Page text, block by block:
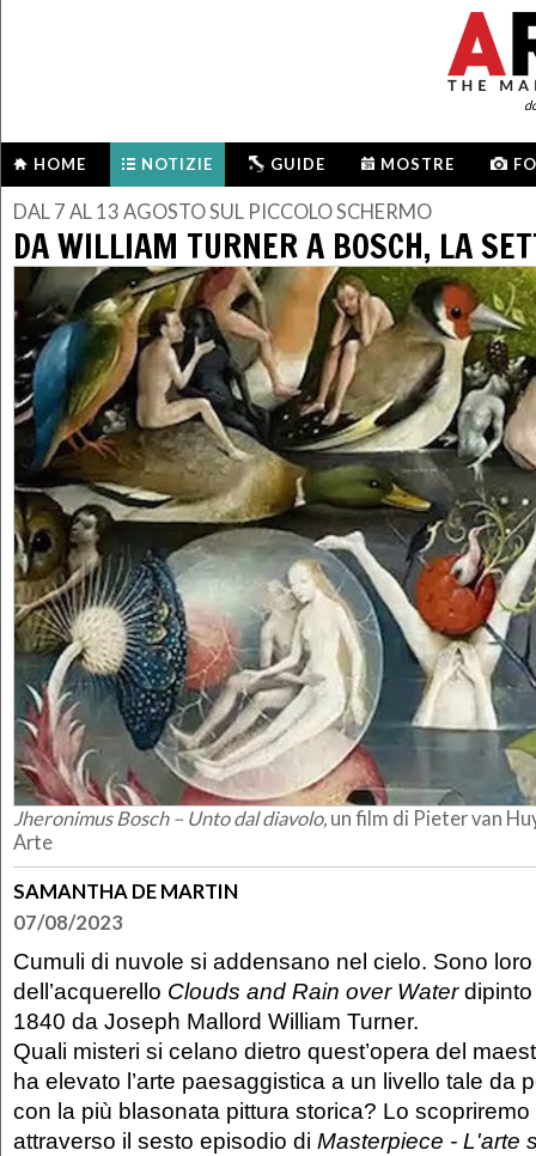
HOME NOTIZIE GUIDE MOSTRE
DAL 7 AL 13 AGOSTO SUL PICCOLO SCHERMO
DA WILLIAM TURNER A BOSCH, LA
Jheronimus Bosch – Unto dal diavolo, un film di Pieter van
Arte
SAMANTHA DE MARTIN
07/08/2023
Cumuli di nuvole si addensano nel cielo. Sono
dell’acquerello Clouds and Rain over Waterdipinto
1840 da Joseph Mallord William Turner.
Quali misteri si celano dietro quest’opera del
ha elevato l’arte paesaggistica a un livello tale da
con la più blasonata pittura storica? Lo
attraverso il sesto episodio di Masterpiece - L'arte